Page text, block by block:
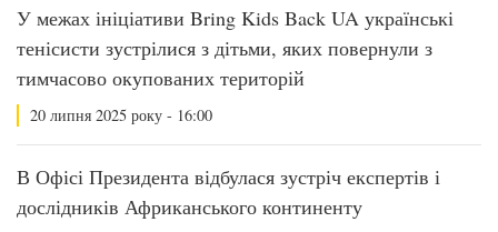
У межах ініціативи Bring Kids Back UA українські
тенісисти зустрілися з дітьми, яких повернули з
тимчасово окупованих територій
20 липня 2025 року - 16:00
В Офісі Президента відбулася зустріч експертів і
дослідників Африканського континенту